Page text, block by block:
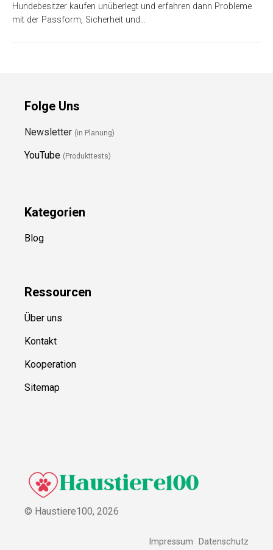
Hundebesitzer kaufen unüberlegt und erfahren dann Probleme
mit der Passform, Sicherheit und…
Folge Uns
Newsletter (in Planung)
YouTube (Produkttests)
Kategorien
Blog
Ressourcen
Über uns
Kontakt
Kooperation
Sitemap
© Haustiere100, 2026
Impressum Datenschutz